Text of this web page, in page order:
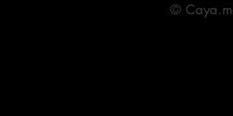
©